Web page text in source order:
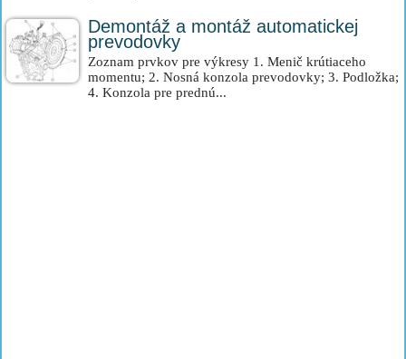
Demontáž a montáž automatickej
prevodovky
Zoznam prvkov pre výkresy 1. Menič krútiaceho
momentu; 2. Nosná konzola prevodovky; 3. Podložka;
4. Konzola pre prednú...